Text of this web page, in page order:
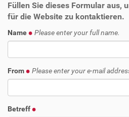
Füllen Sie dieses Formular aus,
für die Website zu kontaktieren.
Name Please enter your full name.
From Please enter your e-mail
Betreff